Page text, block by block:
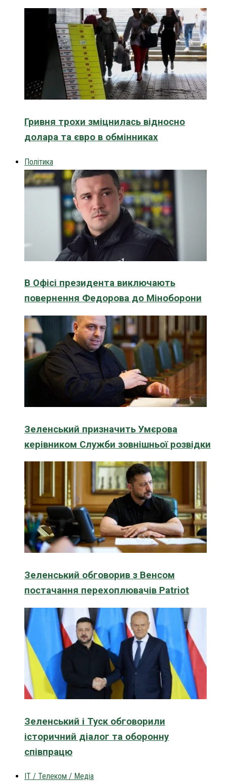
Гривня трохи зміцнилась відносно
долара та євро в обмінниках
Політика
В Офісі президента виключають
повернення Федорова до Міноборони
Зеленський призначить Умєрова
керівником Служби зовнішньої розвідки
Зеленський обговорив з Венсом
постачання перехоплювачів Patriot
Зеленський і Туск обговорили
історичний діалог та оборонну
співпрацю
IT / Телеком / Медіа